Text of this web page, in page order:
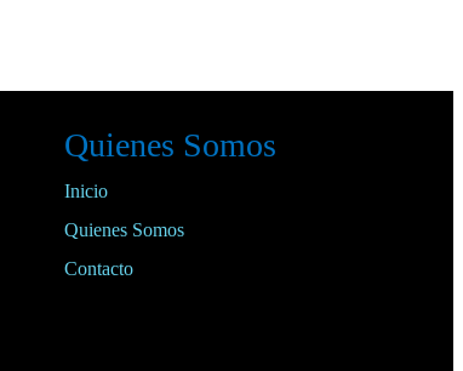
Quienes Somos
Inicio
Quienes Somos
Contacto